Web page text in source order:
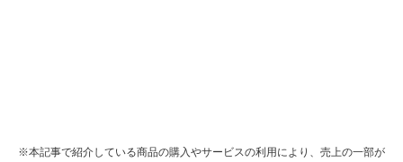
※本記事で紹介している商品の購入やサービスの利用により、売上の一部が